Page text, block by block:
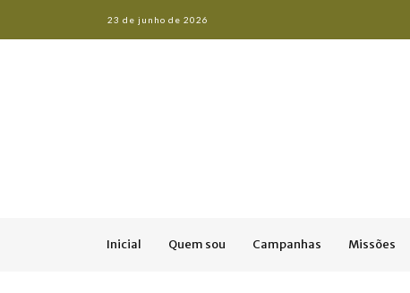
23 de junho de 2026
Inicial Quem sou Campanhas Missões